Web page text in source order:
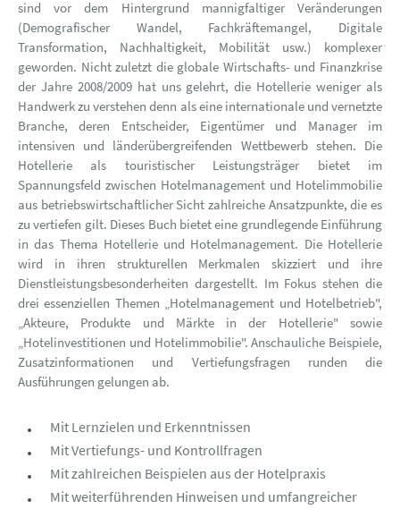
sind vor dem Hintergrund mannigfaltiger Veränderungen
(Demografischer Wandel, Fachkräftemangel, Digitale
Transformation, Nachhaltigkeit, Mobilität usw.) komplexer
geworden. Nicht zuletzt die globale Wirtschafts- und Finanzkrise
der Jahre 2008/2009 hat uns gelehrt, die Hotellerie weniger als
Handwerk zu verstehen denn als eine internationale und vernetzte
Branche, deren Entscheider, Eigentümer und Manager im
intensiven und länderübergreifenden Wettbewerb stehen. Die
Hotellerie als touristischer Leistungsträger bietet im
Spannungsfeld zwischen Hotelmanagement und Hotelimmobilie
aus betriebswirtschaftlicher Sicht zahlreiche Ansatzpunkte, die es
zu vertiefen gilt. Dieses Buch bietet eine grundlegende Einführung
in das Thema Hotellerie und Hotelmanagement. Die Hotellerie
wird in ihren strukturellen Merkmalen skizziert und ihre
Dienstleistungsbesonderheiten dargestellt. Im Fokus stehen die
drei essenziellen Themen „Hotelmanagement und Hotelbetrieb",
„Akteure, Produkte und Märkte in der Hotellerie" sowie
„Hotelinvestitionen und Hotelimmobilie". Anschauliche Beispiele,
Zusatzinformationen und Vertiefungsfragen runden die
Ausführungen gelungen ab.
Mit Lernzielen und Erkenntnissen
Mit Vertiefungs- und Kontrollfragen
Mit zahlreichen Beispielen aus der Hotelpraxis
Mit weiterführenden Hinweisen und umfangreicher